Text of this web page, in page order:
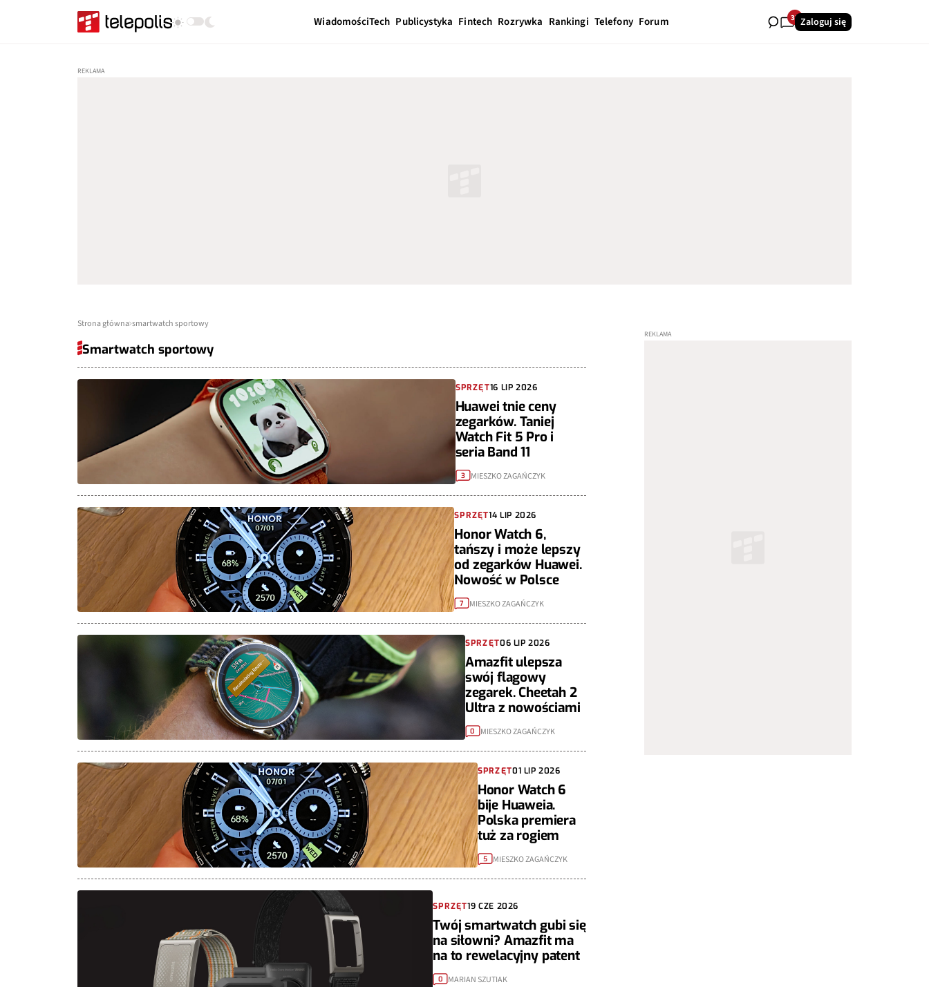
WiadomościTech Publicystyka Fintech Rozrywka Rankingi Telefony Forum 33Zaloguj się
Strona główna smartwatch sportowy
Smartwatch sportowy
SPRZĘT16 LIP 2026
Huawei tnie ceny
zegarków. Taniej
Watch Fit 5 Pro i
seria Band 11
3 MIESZKO ZAGAŃCZYK
SPRZĘT14 LIP 2026
Honor Watch 6,
tańszy i może lepszy
od zegarków Huawei.
Nowość w Polsce
7 MIESZKO ZAGAŃCZYK
SPRZĘT06 LIP 2026
Amazfit ulepsza
swój flagowy
zegarek. Cheetah 2
Ultra z nowościami
0 MIESZKO ZAGAŃCZYK
SPRZĘT01 LIP 2026
Honor Watch 6
bije Huaweia.
Polska premiera
tuż za rogiem
5 MIESZKO ZAGAŃCZYK
SPRZĘT19 CZE 2026
Twój smartwatch gubi się
na siłowni? Amazfit ma
na to rewelacyjny patent
0 MARIAN SZUTIAK